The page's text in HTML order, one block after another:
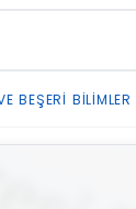
BEŞERI BILIMLER